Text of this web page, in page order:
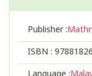
Publisher :
ISBN :